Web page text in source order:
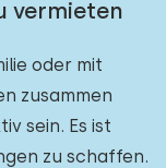
vermieten
oder mit
zusammen
sein. Es ist
zu schaffen.